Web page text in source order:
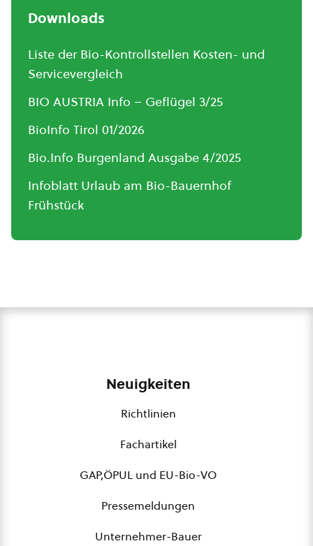
Downloads
Liste der Bio-Kontrollstellen Kosten- und
Servicevergleich
BIO AUSTRIA Info – Geflügel 3/25
BioInfo Tirol 01/2026
Bio.Info Burgenland Ausgabe 4/2025
Infoblatt Urlaub am Bio-Bauernhof
Frühstück
Neuigkeiten
Richtlinien
Fachartikel
GAP,ÖPUL und EU-Bio-VO
Pressemeldungen
Unternehmer-Bauer